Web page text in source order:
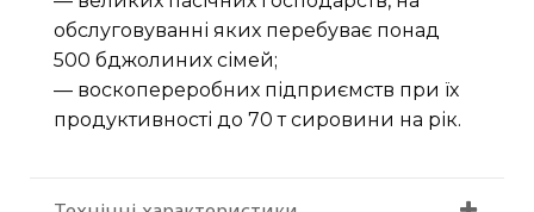
обслуговуванні яких перебуває понад
500 бджолиних сімей;
— воскопереробних підприємств при їх
продуктивності до 70 т сировини на рік.